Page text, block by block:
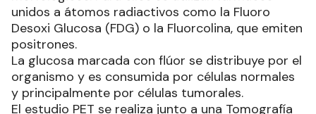
unidos a átomos radiactivos como la Fluoro
Desoxi Glucosa (FDG) o la Fluorcolina, que emiten
positrones.
La glucosa marcada con flúor se distribuye por el
organismo y es consumida por células normales
y principalmente por células tumorales.
El estudio PET se realiza junto a una Tomografía